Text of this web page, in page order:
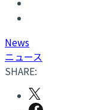
News
ニュース
SHARE: